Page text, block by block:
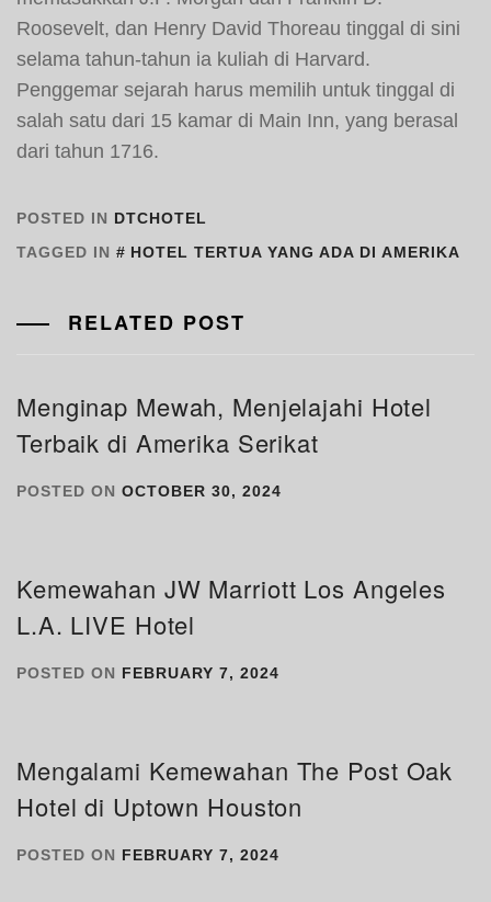
Roosevelt, dan Henry David Thoreau tinggal di sini
selama tahun-tahun ia kuliah di Harvard.
Penggemar sejarah harus memilih untuk tinggal di
salah satu dari 15 kamar di Main Inn, yang berasal
dari tahun 1716.
POSTED IN DTCHOTEL
TAGGED IN
HOTEL TERTUA YANG ADA DI AMERIKA
RELATED POST
Menginap Mewah, Menjelajahi Hotel
Terbaik di Amerika Serikat
POSTED ON OCTOBER 30, 2024
Kemewahan JW Marriott Los Angeles
L.A. LIVE Hotel
POSTED ON FEBRUARY 7, 2024
Mengalami Kemewahan The Post Oak
Hotel di Uptown Houston
POSTED ON FEBRUARY 7, 2024